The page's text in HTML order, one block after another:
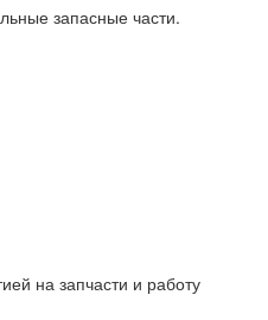
запасные части.
на запчасти и работу